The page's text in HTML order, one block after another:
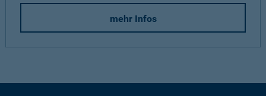
mehr Infos